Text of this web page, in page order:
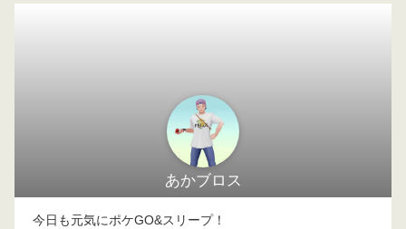
あかブロス
今日も元気にポケGO&スリープ！